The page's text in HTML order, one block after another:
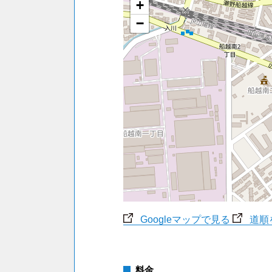
+
−
Googleマップで見る 道順
料金